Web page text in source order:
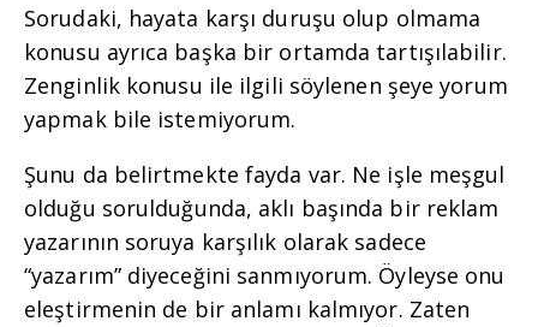
Sorudaki, hayata karşı duruşu olup olmama
konusu ayrıca başka bir ortamda tartışılabilir.
Zenginlik konusu ile ilgili söylenen şeye yorum
yapmak bile istemiyorum.
Şunu da belirtmekte fayda var. Ne işle meşgul
olduğu sorulduğunda, aklı başında bir reklam
yazarının soruya karşılık olarak sadece
“yazarım” diyeceğini sanmıyorum. Öyleyse onu
eleştirmenin de bir anlamı kalmıyor. Zaten